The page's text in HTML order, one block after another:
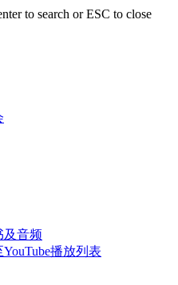
to search or ESC to close
及音频
播放列表